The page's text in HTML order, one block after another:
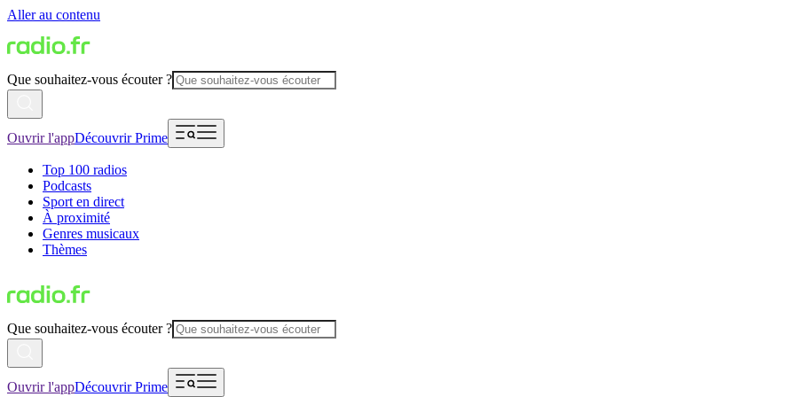
Aller au contenu
Que souhaitez-vous écouter ?
Ouvrir l'appDécouvrir Prime
Top 100 radios
Podcasts
Sport en direct
À proximité
Genres musicaux
Thèmes
Que souhaitez-vous écouter ?
Ouvrir l'appDécouvrir Prime